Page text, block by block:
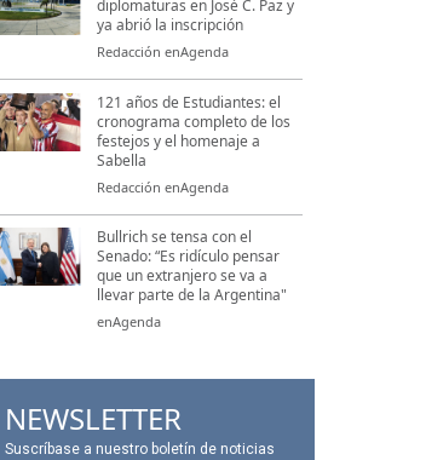
diplomaturas en José C. Paz y
ya abrió la inscripción
Redacción enAgenda
121 años de Estudiantes: el
cronograma completo de los
festejos y el homenaje a
Sabella
Redacción enAgenda
Bullrich se tensa con el
Senado: “Es ridículo pensar
que un extranjero se va a
llevar parte de la Argentina"
enAgenda
NEWSLETTER
Suscríbase a nuestro boletín de noticias